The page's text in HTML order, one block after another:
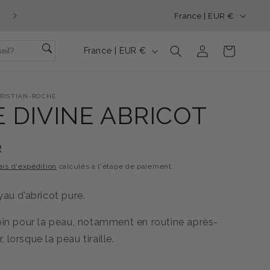
En été, notre accueil téléphonique est ouvert du lundi au
de 9h30 à 15h30. Vous pouvez nous joindre au 04 94 67 68
P
Y
R
É
I
France | EUR €
P
S
/
É
I
O
N
France | EUR € ConnexionPanier
ROCHE
DIVINE ABRICOT
d'expédition calculés à l'étape de paiement.
d’abricot pure.
pour la peau, notamment en routine après-
lorsque la peau tiraille.